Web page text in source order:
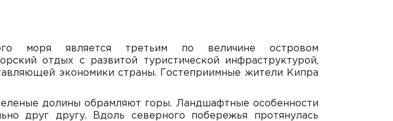
моря является третьим по величине островом
отдых с развитой туристической инфраструктурой,
экономики страны. Гостеприимные жители Кипра
долины обрамляют горы. Ландшафтные особенности
друг другу. Вдоль северного побережья протянулась